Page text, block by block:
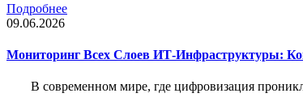
Подробнее
09.06.2026
Мониторинг Всех Слоев ИТ-Инфраструктуры:
В современном мире, где цифровизация